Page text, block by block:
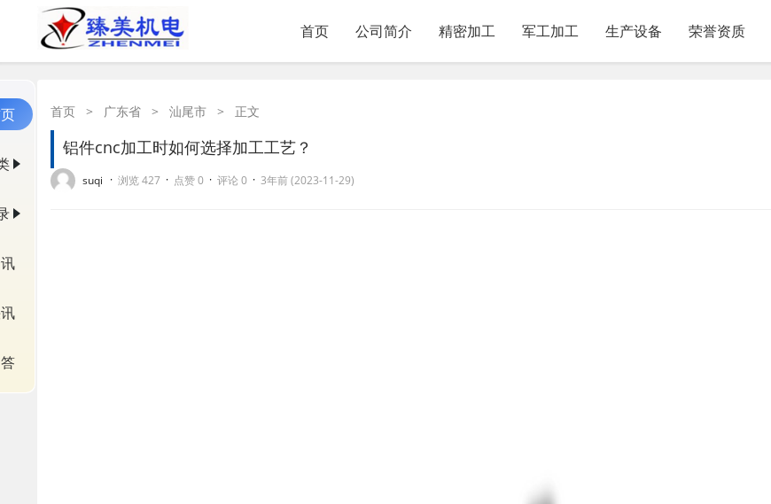
首页 公司简介 精密加工 军工加工 生产设备 荣誉资质
首页 > 广东省 > 汕尾市 > 正文
铝件cnc加工时如何选择加工工艺？
suqi · 浏览 427 · 点赞 0 · 评论 0 · 3年前 (2023-11-29)